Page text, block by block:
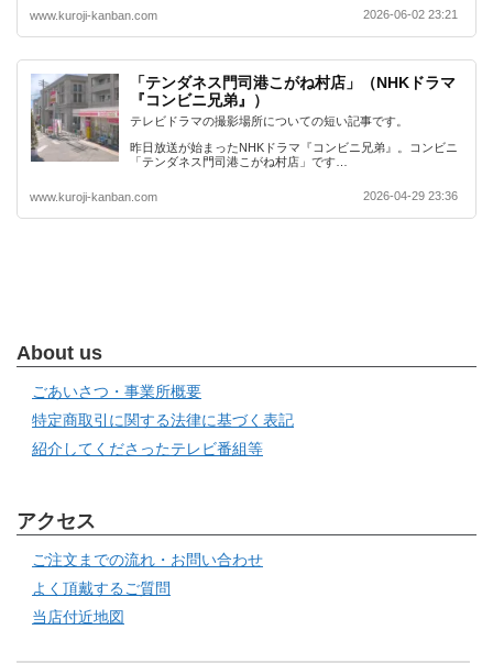
www.kuroji-kanban.com 2026-06-02 23:21
「テンダネス門司港こがね村店」（NHKドラマ
『コンビニ兄弟』）
テレビドラマの撮影場所についての短い記事です。
昨日放送が始まったNHKドラマ『コンビニ兄弟』。コンビニ
「テンダネス門司港こがね村店」です…
www.kuroji-kanban.com 2026-04-29 23:36
About us
ごあいさつ・事業所概要
特定商取引に関する法律に基づく表記
紹介してくださったテレビ番組等
アクセス
ご注文までの流れ・お問い合わせ
よく頂戴するご質問
当店付近地図